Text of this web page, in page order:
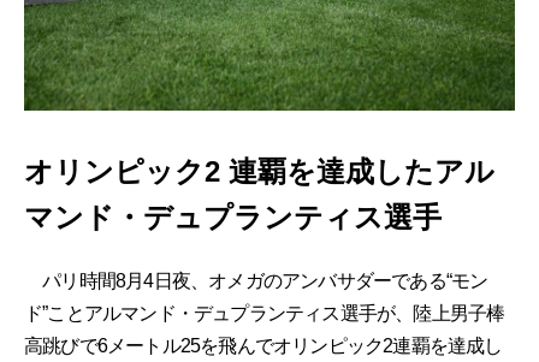
オリンピック2 連覇を達成したアル
マンド・デュプランティス選手
パリ時間8月4日夜、オメガのアンバサダーである“モン
ド”ことアルマンド・デュプランティス選手が、陸上男子棒
高跳びで6メートル25を飛んでオリンピック2連覇を達成し